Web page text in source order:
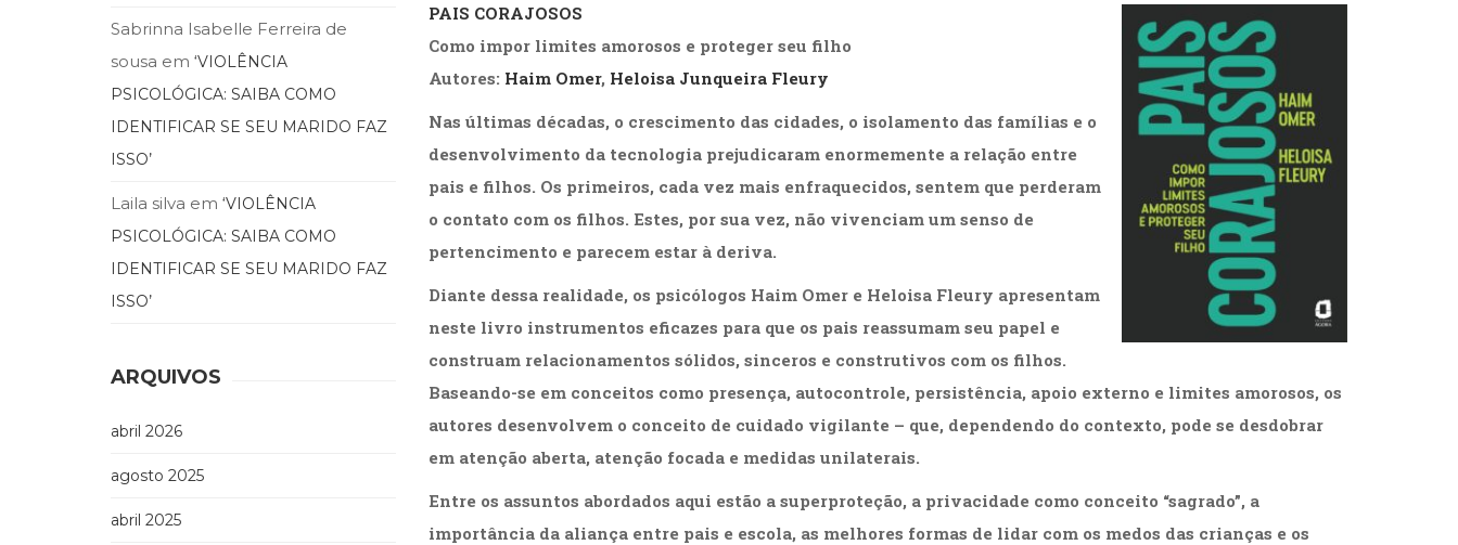
PAIS CORAJOSOS
Como impor limites amorosos e proteger seu filho
Autores: Haim Omer, Heloisa Junqueira Fleury
Nas últimas décadas, o crescimento das cidades, o isolamento das famílias e o
desenvolvimento da tecnologia prejudicaram enormemente a relação entre
pais e filhos. Os primeiros, cada vez mais enfraquecidos, sentem que perderam
o contato com os filhos. Estes, por sua vez, não vivenciam um senso de
pertencimento e parecem estar à deriva.
Diante dessa realidade, os psicólogos Haim Omer e Heloisa Fleury apresentam
neste livro instrumentos eficazes para que os pais reassumam seu papel e
construam relacionamentos sólidos, sinceros e construtivos com os filhos.
Baseando-se em conceitos como presença, autocontrole, persistência, apoio externo e limites amorosos, os
autores desenvolvem o conceito de cuidado vigilante – que, dependendo do contexto, pode se desdobrar
em atenção aberta, atenção focada e medidas unilaterais.
Entre os assuntos abordados aqui estão a superproteção, a privacidade como conceito “sagrado”, a
importância da aliança entre pais e escola, as melhores formas de lidar com os medos das crianças e os
Sabrinna Isabelle Ferreira de
sousa em ‘VIOLÊNCIA
PSICOLÓGICA: SAIBA COMO
IDENTIFICAR SE SEU MARIDO FAZ
ISSO’
Laila silva em ‘VIOLÊNCIA
PSICOLÓGICA: SAIBA COMO
IDENTIFICAR SE SEU MARIDO FAZ
ISSO’
ARQUIVOS
abril 2026
agosto 2025
abril 2025